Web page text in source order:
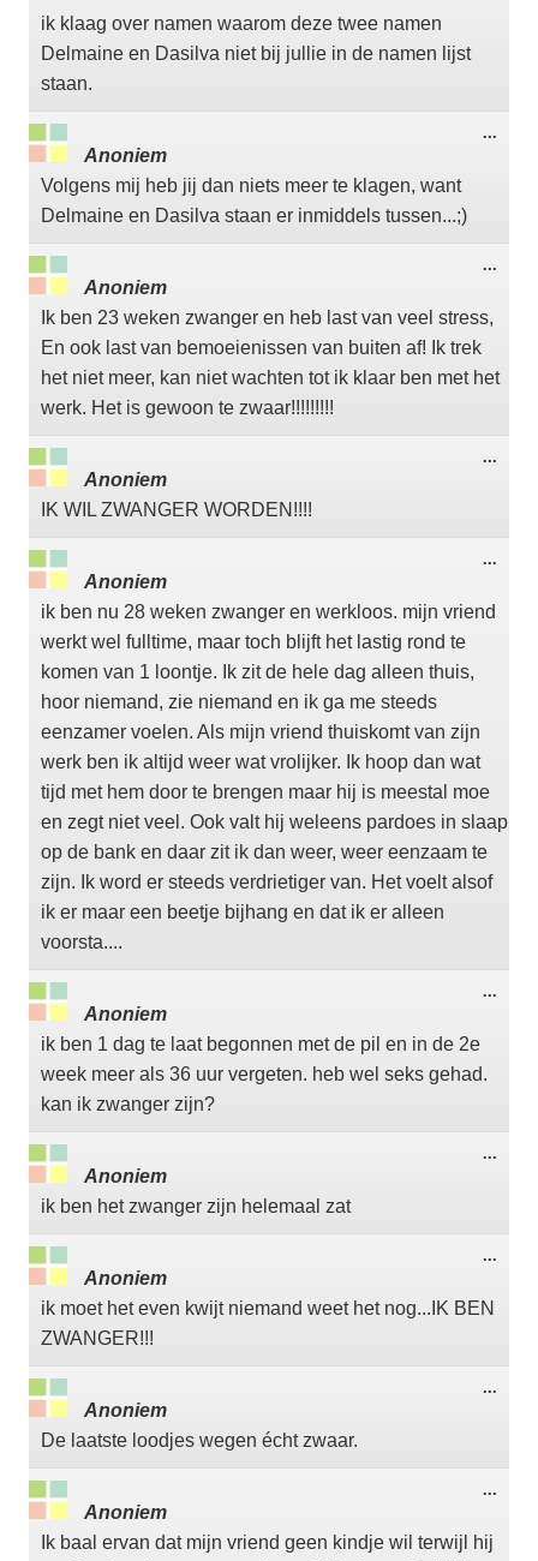
ik klaag over namen waarom deze twee namen
Delmaine en Dasilva niet bij jullie in de namen lijst
staan.
Anoniem
Volgens mij heb jij dan niets meer te klagen, want
Delmaine en Dasilva staan er inmiddels tussen...;)
...
Anoniem
Ik ben 23 weken zwanger en heb last van veel stress,
En ook last van bemoeienissen van buiten af! Ik trek
het niet meer, kan niet wachten tot ik klaar ben met het
werk. Het is gewoon te zwaar!!!!!!!!!
...
Anoniem
IK WIL ZWANGER WORDEN!!!!
...
Anoniem
ik ben nu 28 weken zwanger en werkloos. mijn vriend
werkt wel fulltime, maar toch blijft het lastig rond te
komen van 1 loontje. Ik zit de hele dag alleen thuis,
hoor niemand, zie niemand en ik ga me steeds
eenzamer voelen. Als mijn vriend thuiskomt van zijn
werk ben ik altijd weer wat vrolijker. Ik hoop dan wat
tijd met hem door te brengen maar hij is meestal moe
en zegt niet veel. Ook valt hij weleens pardoes in slaap
op de bank en daar zit ik dan weer, weer eenzaam te
zijn. Ik word er steeds verdrietiger van. Het voelt alsof
ik er maar een beetje bijhang en dat ik er alleen
voorsta....
...
Anoniem
ik ben 1 dag te laat begonnen met de pil en in de 2e
week meer als 36 uur vergeten. heb wel seks gehad.
kan ik zwanger zijn?
...
Anoniem
ik ben het zwanger zijn helemaal zat
...
Anoniem
ik moet het even kwijt niemand weet het nog...IK BEN
ZWANGER!!!
...
Anoniem
De laatste loodjes wegen écht zwaar.
...
Anoniem
Ik baal ervan dat mijn vriend geen kindje wil terwijl hij
...